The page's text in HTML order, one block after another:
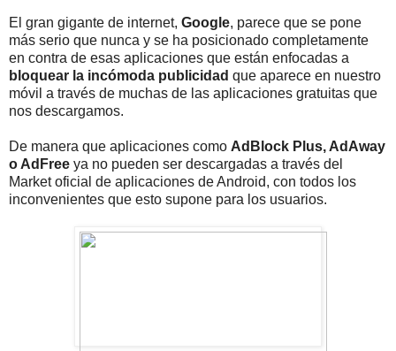
El gran gigante de internet, Google, parece que se pone
más serio que nunca y se ha posicionado completamente
en contra de esas aplicaciones que están enfocadas a
bloquear la incómoda publicidad que aparece en nuestro
móvil a través de muchas de las aplicaciones gratuitas que
nos descargamos.
De manera que aplicaciones como AdBlock Plus, AdAway
o AdFree ya no pueden ser descargadas a través del
Market oficial de aplicaciones de Android, con todos los
inconvenientes que esto supone para los usuarios.